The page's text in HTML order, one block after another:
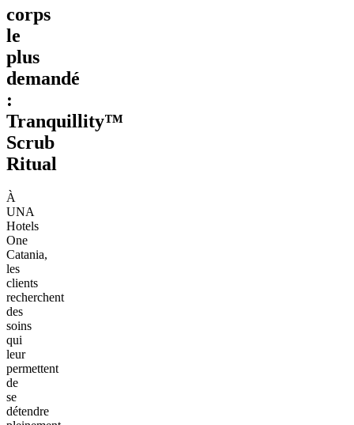
corps
le
plus
demandé
:
Tranquillity™
Scrub
Ritual
À
UNA
Hotels
One
Catania,
les
clients
recherchent
des
soins
qui
leur
permettent
de
se
détendre